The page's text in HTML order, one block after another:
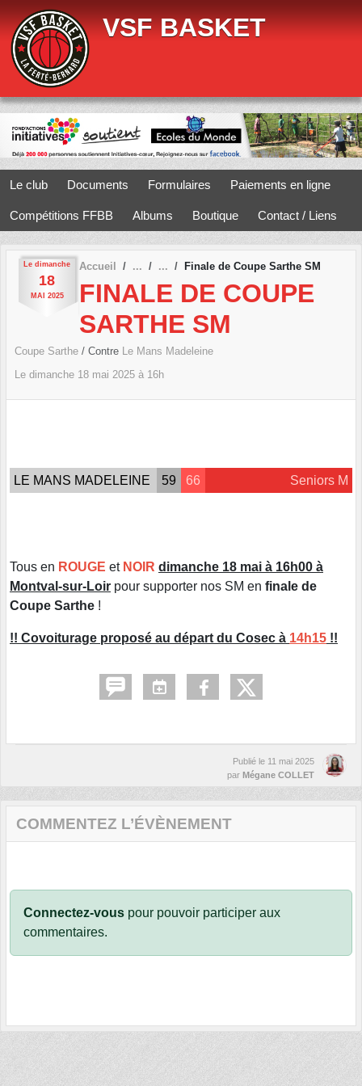
VSF BASKET
Le club Documents Formulaires Paiements en ligne
Compétitions FFBB Albums Boutique Contact / Liens
Le dimanche
18
MAI 2025
Accueil Finale de Coupe Sarthe SM
FINALE DE COUPE
SARTHE SM
Coupe Sarthe / Contre
Le Mans Madeleine
Le dimanche 18 mai 2025 à 16h
LE MANS MADELEINE 59 66 Seniors M
Tous en ROUGE et NOIR dimanche 18 mai à 16h00 à
Montval-sur-Loir pour supporter nos SM en finale de
Coupe Sarthe !
!! Covoiturage proposé au départ du Cosec à 14h15 !!
Publié le 11 mai 2025
par Mégane COLLET
COMMENTEZ L’ÉVÈNEMENT
Connectez-vous pour pouvoir participer aux
commentaires.
Panneau de gestion des cookies